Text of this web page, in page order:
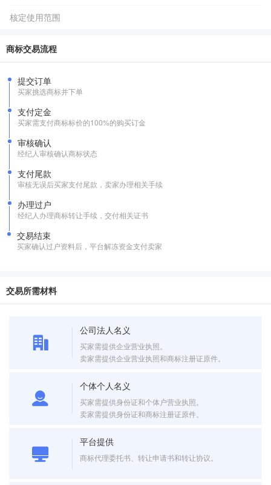
核定使用范围
商标交易流程
提交订单
买家挑选商标并下单
支付定金
买家需支付商标标价的100%的购买订金
审核确认
经纪人审核确认商标状态
支付尾款
审核无误后买家支付尾款，卖家办理相关手续
办理过户
经纪人办理商标转让手续，交付相关证书
交易结束
买家确认过户资料后，平台解冻资金支付卖家
交易所需材料
公司法人名义
买家需提供企业营业执照。
卖家需提供企业营业执照和商标注册证原件。
个体个人名义
买家需提供身份证和个体户营业执照。
卖家需提供身份证和商标注册证原件。
平台提供
商标代理委托书、转让申请书和转让协议。